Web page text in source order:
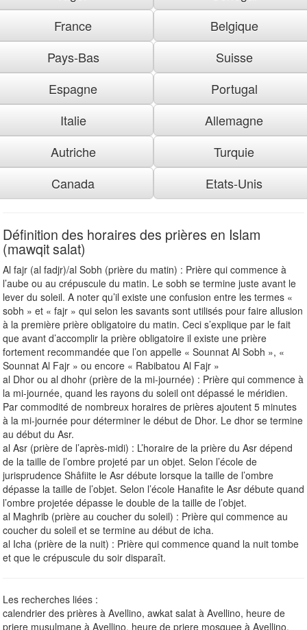
France
Belgique
Pays-Bas
Suisse
Espagne
Portugal
Italie
Allemagne
Autriche
Turquie
Canada
Etats-Unis
Définition des horaires des prières en Islam
(mawqit salat)
Al fajr (al fadjr)/al Sobh (prière du matin) : Prière qui commence à
l’aube ou au crépuscule du matin. Le sobh se termine juste avant le
lever du soleil. A noter qu’il existe une confusion entre les termes «
sobh » et « fajr » qui selon les savants sont utilisés pour faire allusion
à la première prière obligatoire du matin. Ceci s’explique par le fait
que avant d’accomplir la prière obligatoire il existe une prière
fortement recommandée que l’on appelle « Sounnat Al Sobh », «
Sounnat Al Fajr » ou encore « Rabibatou Al Fajr »
al Dhor ou al dhohr (prière de la mi-journée) : Prière qui commence à
la mi-journée, quand les rayons du soleil ont dépassé le méridien.
Par commodité de nombreux horaires de prières ajoutent 5 minutes
à la mi-journée pour déterminer le début de Dhor. Le dhor se termine
au début du Asr.
al Asr (prière de l’après-midi) : L’horaire de la prière du Asr dépend
de la taille de l’ombre projeté par un objet. Selon l’école de
jurisprudence Shâfiite le Asr débute lorsque la taille de l’ombre
dépasse la taille de l’objet. Selon l’école Hanafite le Asr débute quand
l’ombre projetée dépasse le double de la taille de l’objet.
al Maghrib (prière au coucher du soleil) : Prière qui commence au
coucher du soleil et se termine au début de icha.
al Icha (prière de la nuit) : Prière qui commence quand la nuit tombe
et que le crépuscule du soir disparaît.
Les recherches liées :
calendrier des prières à Avellino, awkat salat à Avellino, heure de
priere musulmane à Avellino, heure de priere mosquee à Avellino,